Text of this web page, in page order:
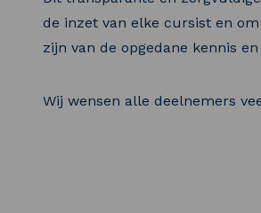
de inzet van elke cursist en
zijn van de opgedane kennis
Wij wensen alle deelnemers